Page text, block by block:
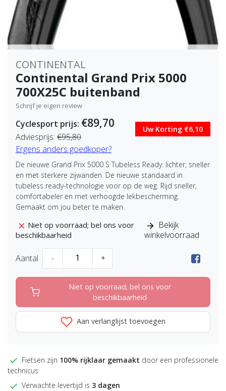
CONTINENTAL
Continental Grand Prix 5000
700X25C buitenband
Schrijf je eigen review
Cyclesport prijs: €89,70
Adviesprijs: €95,80
Uw Korting €6,10
Ergens anders goedkoper?
De nieuwe Grand Prix 5000 S Tubeless Ready: lichter, sneller
en met sterkere zijwanden. De nieuwe standaard in
tubeless ready-technologie voor op de weg. Rijd sneller,
comfortabeler en met verhoogde lekbescherming.
Gemaakt om jou beter te maken.
Niet op voorraad; bel ons voor
beschikbaarheid
Bekijk
winkelvoorraad
Aantal - +
Niet op voorraad; bel ons voor
beschikbaarheid
Aan verlanglijst toevoegen
Fietsen zijn 100% rijklaar gemaakt door een professionele
technicus
Verwachte levertijd is 3 dagen